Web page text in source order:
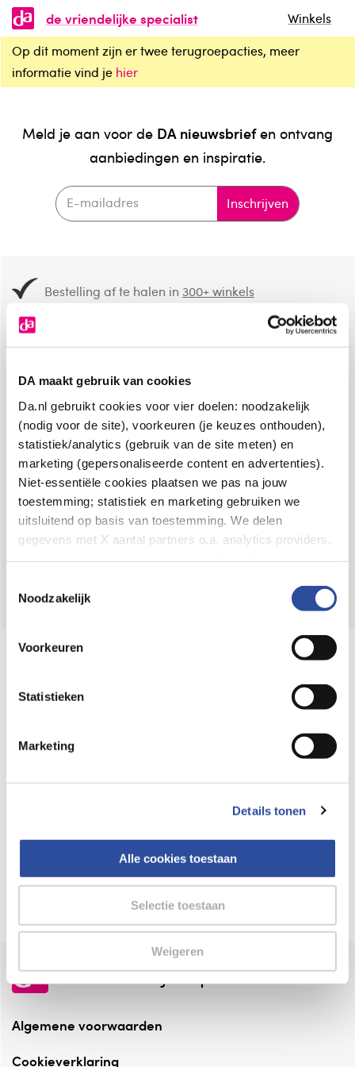
DA maakt gebruik van cookies
Da.nl gebruikt cookies voor vier doelen: noodzakelijk
(nodig voor de site), voorkeuren (je keuzes onthouden),
statistiek/analytics (gebruik van de site meten) en
marketing (gepersonaliseerde content en advertenties).
Niet-essentiële cookies plaatsen we pas na jouw
toestemming; statistiek en marketing gebruiken we
uitsluitend op basis van toestemming. We delen
gegevens met X aantal partners o.a. analytics providers,
en de bewaartermijnen per categorie. Je kunt je keuze op
gegevensverwerking staat in de
Privacyverklaring
Noodzakelijk
Voorkeuren
Statistieken
Marketing
Details tonen
Alle cookies toestaan
Selectie toestaan
Weigeren
de vriendelijke specialist
Winkels
Op dit moment zijn er twee terugroepacties, meer
informatie vind je hier
Meld je aan voor de DA nieuwsbriefen ontvang
aanbiedingen en inspiratie.
Inschrijven
Bestelling af te halen in300+ winkels
8.6 uit4.106 reviews
Over DA
Klantenservice
Assortiment
VolgDAop:
Online aanbieder medicijnen
webshop mag verkopen.
⁠Verantwoorde zorg, ⁠ook online.
Altijd onze folder bij de hand
Check onze folders ⁠bij AlleFolders.
de vriendelijke specialist
Algemene voorwaarden
Cookieverklaring